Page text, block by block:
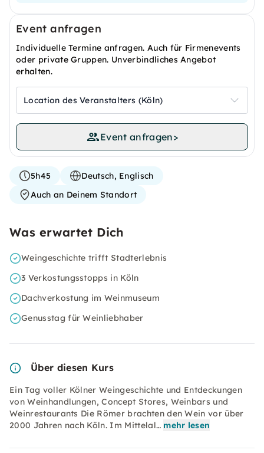
Event anfragen
Individuelle Termine anfragen. Auch für Firmenevents
oder private Gruppen. Unverbindliches Angebot
erhalten.
Location des Veranstalters (Köln)
Event anfragen>
5h45
Deutsch, Englisch
Auch an Deinem Standort
Was erwartet Dich
Weingeschichte trifft Stadterlebnis
3 Verkostungsstopps in Köln
Dachverkostung im Weinmuseum
Genusstag für Weinliebhaber
Über diesen Kurs
Ein Tag voller Kölner Weingeschichte und Entdeckungen
von Weinhandlungen, Concept Stores, Weinbars und
Weinrestaurants Die Römer brachten den Wein vor über
2000 Jahren nach Köln. Im Mittelal… mehr lesen